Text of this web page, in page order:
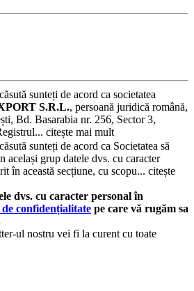
sunteți de acord ca societatea
S.R.L., persoană juridică română,
Bd. Basarabia nr. 256, Sector 3,
citește mai mult
sunteți de acord ca Societatea să
același grup datele dvs. cu caracter
în această secțiune, cu scopu... citește
dvs. cu caracter personal în
confidențialitate pe care vă rugăm sa
ul nostru vei fi la curent cu toate